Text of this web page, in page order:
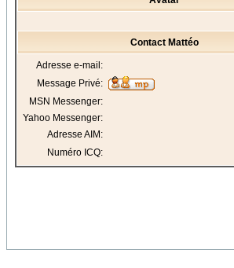
Contact Mattéo
Adresse e-mail:
Message Privé:
MSN Messenger:
Yahoo Messenger:
Adresse AIM:
Numéro ICQ: